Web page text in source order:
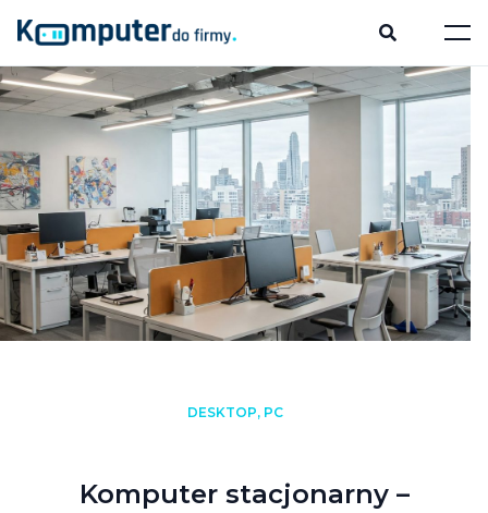
DESKTOP, PC
Komputer stacjonarny –